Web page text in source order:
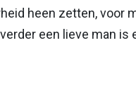
heen zetten, voor
een lieve man is